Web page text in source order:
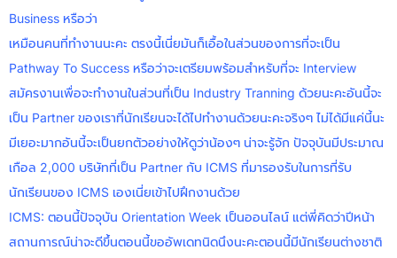
Business หรือว่า
เหมือนคนที่ทำงานนะคะ ตรงนี้เนี่ยมันก็เอื้อในส่วนของการที่จะเป็น
Pathway To Success หรือว่าจะเตรียมพร้อมสำหรับที่จะ Interview
สมัครงานเพื่อจะทำงานในส่วนที่เป็น Industry Tranning ด้วยนะคะอันนี้จะ
เป็น Partner ของเราที่นักเรียนจะได้ไปทำงานด้วยนะคะจริงๆ ไม่ได้มีแค่นี้นะ
มีเยอะมากอันนี้จะเป็นยกตัวอย่างให้ดูว่าน้องๆ น่าจะรู้จัก ปัจจุบันมีประมาณ
เกือล 2,000 บริษัทที่เป็น Partner กับ ICMS ที่มารองรับในการที่รับ
นักเรียนของ ICMS เองเนี่ยเข้าไปฝึกงานด้วย
ICMS: ตอนนี้ปัจจุบัน Orientation Week เป็นออนไลน์ แต่พี่คิดว่าปีหน้า
สถานการณ์น่าจะดีขึ้นตอนนี้ขออัพเดทนิดนึงนะคะตอนนี้มีนักเรียนต่างชาติ